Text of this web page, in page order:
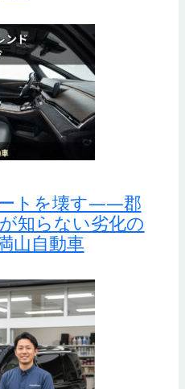
トを壊す——郡
知らない劣化の
山自動車